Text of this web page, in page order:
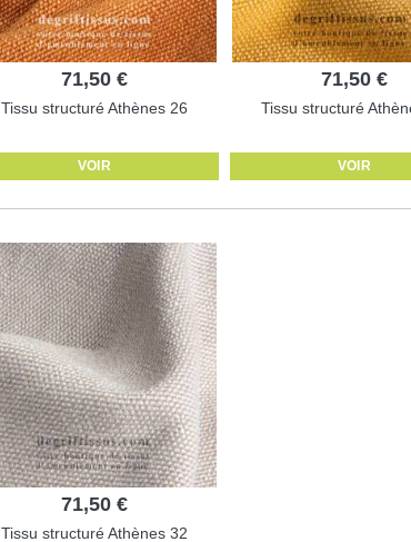
71,50 €
Tissu structuré Athènes 26
VOIR
71,50 €
Tissu structuré
VOIR
71,50 €
Tissu structuré Athènes 32